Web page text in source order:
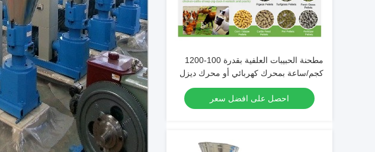
مطحنة الحبيبات العلفية بقدرة 100-1200
كجم/ساعة بمحرك كهربائي أو محرك ديزل
احصل على افضل سعر